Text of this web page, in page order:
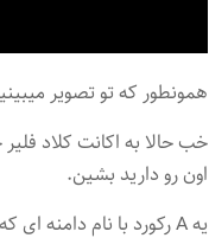
همونطور که تو تصویر میبینید، اینجا
اون رو دارید بشین.